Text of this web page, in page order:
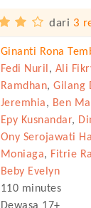
dari 3
Ginanti Rona
Fedi Nuril , Ali
Ramdhan, Gilang
Jeremhia, Ben
Epy Kusnandar,
Ony Serojawati
Moniaga, Fitrie
Beby Evelyn
110 minutes